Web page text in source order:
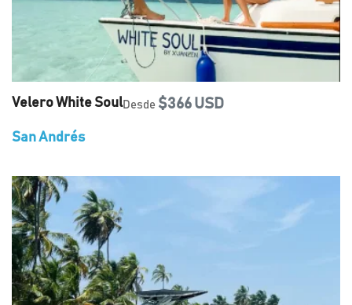
Velero White SoulDesde $366 USD
San Andrés